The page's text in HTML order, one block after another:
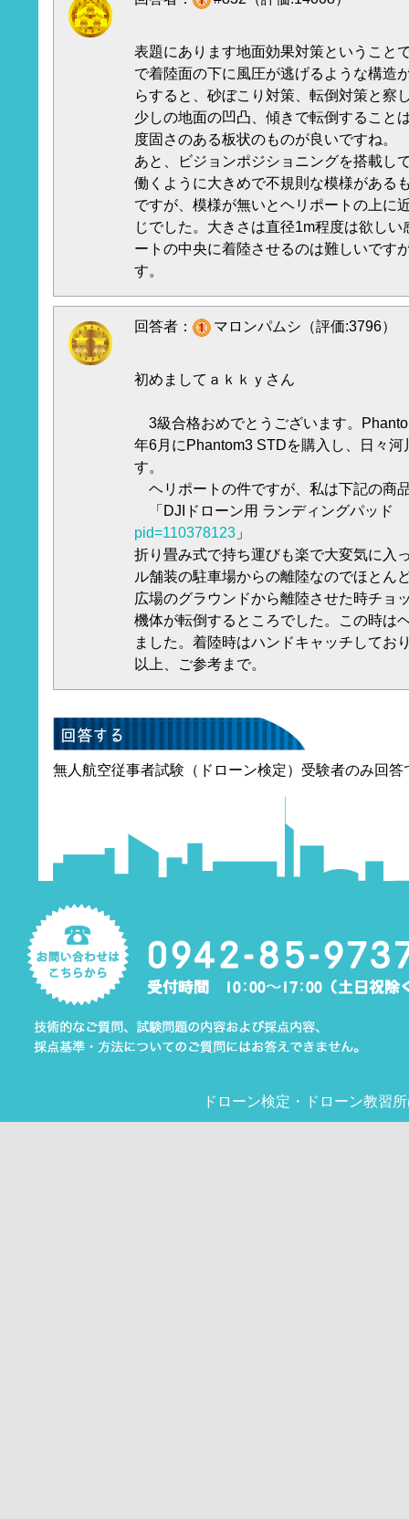
表題にあります地面効果対策ということ
で着陸面の下に風圧が逃げるような構造
らすると、砂ぼこり対策、転倒対策と察
少しの地面の凹凸、傾きで転倒すること
度固さのある板状のものが良いですね。
あと、ビジョンポジショニングを搭載し
働くように大きめで不規則な模様がある
ですが、模様が無いとヘリポートの上に
じでした。大きさは直径1m程度は欲し
ートの中央に着陸させるのは難しいです
す。
回答者： マロンパムシ（評価:3796）
初めましてａｋｋｙさん
3級合格おめでとうございます。
年6月にPhantom3 STDを購入し、日々
す。
ヘリポートの件ですが、私は下記の商
「DJIドローン用 ランディングパッド
pid=110378123 」
折り畳み式で持ち運びも楽で大変気に入
ル舗装の駐車場からの離陸なのでほとん
広場のグラウンドから離陸させた時チョ
機体が転倒するところでした。この時は
ました。着陸時はハンドキャッチしてお
以上、ご参考まで。
無人航空従事者試験（ドローン検定）受験者のみ回答
ドローン検定 ・ ドローン教習所